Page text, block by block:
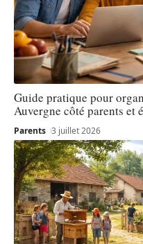
Guide pratique pour
Auvergne côté parents et
Parents 3 juillet 2026